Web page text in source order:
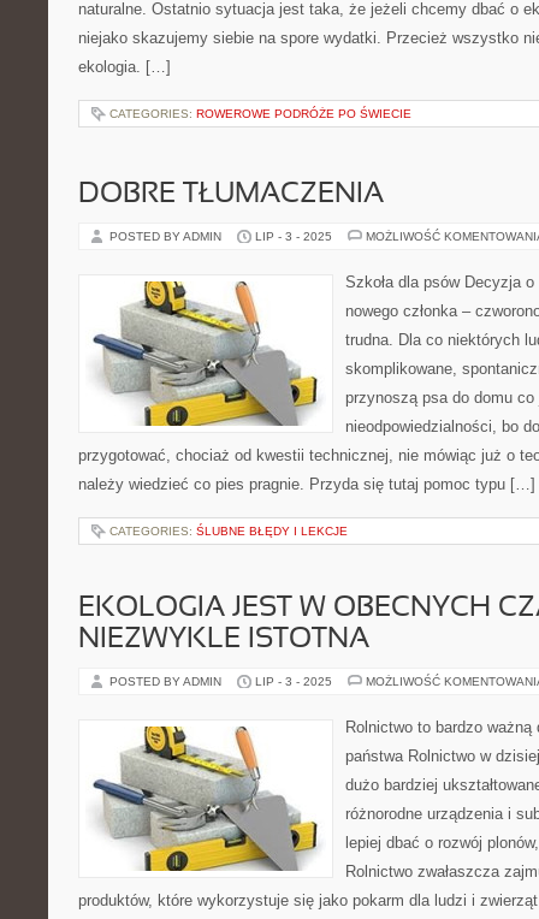
naturalne. Ostatnio sytuacja jest taka, że jeżeli chcemy dbać o
niejako skazujemy siebie na spore wydatki. Przecież wszystko
ekologia. […]
CATEGORIES: ROWEROWE PODRÓŻE PO ŚWIECIE
DOBRE TŁUMACZENIA
POSTED BY ADMIN LIP - 3 - 2025 MOŻLIWOŚĆ
Szkoła dla psów Decyzja
nowego członka –
trudna. Dla co niektórych
skomplikowane,
przynoszą psa do domu
nieodpowiedzialności, bo
przygotować, chociaż od kwestii technicznej, nie mówiąc już o
należy wiedzieć co pies pragnie. Przyda się tutaj pomoc typu […]
CATEGORIES: ŚLUBNE BŁĘDY I LEKCJE
EKOLOGIA JEST W OBECNYCH
NIEZWYKLE ISTOTNA
POSTED BY ADMIN LIP - 3 - 2025 MOŻLIWOŚĆ
Rolnictwo to bardzo
państwa Rolnictwo w
dużo bardziej
różnorodne urządzenia i
lepiej dbać o rozwój
Rolnictwo zwałaszcza
produktów, które wykorzystuje się jako pokarm dla ludzi i